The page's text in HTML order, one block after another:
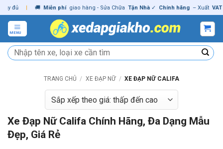
Skip
to
content
| 🚚 Miễn phí giao hàng - Sửa Chữa Tận Nhà ✓ Chính hãng – Xuất VAT đầy
MENU
Tìm
kiếm:
TRANG CHỦ / XE ĐẠP NỮ / XE ĐẠP NỮ CALIFA
Xe Đạp Nữ Califa Chính Hãng, Đa Dạng Mẫu
Đẹp, Giá Rẻ